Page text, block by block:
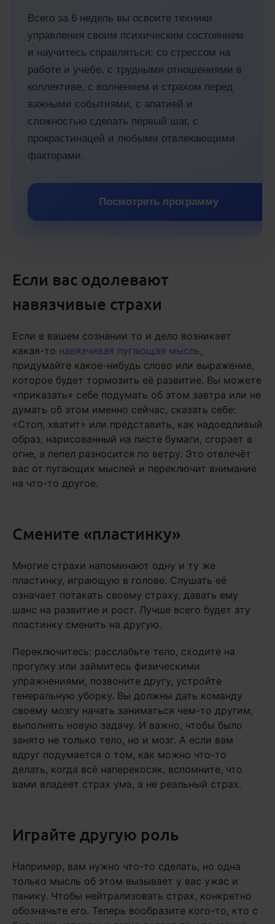
Всего за 6 недель вы освоите техники
управления своим психическим состоянием
и научитесь справляться: со стрессом на
работе и учебе, с трудными отношениями в
коллективе, с волнением и страхом перед
важными событиями, с апатией и
сложностью сделать первый шаг, с
прокрастинацей и любыми отвлекающими
факторами.
Посмотреть программу
Если вас одолевают
навязчивые страхи
Если в вашем сознании то и дело возникает
какая-то навязчивая пугающая мысль,
придумайте какое-нибудь слово или выражение,
которое будет тормозить её развитие. Вы можете
«приказать» себе подумать об этом завтра или не
думать об этом именно сейчас, сказать себе:
«Стоп, хватит» или представить, как надоедливый
образ, нарисованный на листе бумаги, сгорает в
огне, а пепел разносится по ветру. Это отвлечёт
вас от пугающих мыслей и переключит внимание
на что-то другое.
Смените «пластинку»
Многие страхи напоминают одну и ту же
пластинку, играющую в голове. Слушать её
означает потакать своему страху, давать ему
шанс на развитие и рост. Лучше всего будет эту
пластинку сменить на другую.
Переключитесь: расслабьте тело, сходите на
прогулку или займитесь физическими
упражнениями, позвоните другу, устройте
генеральную уборку. Вы должны дать команду
своему мозгу начать заниматься чем-то другим,
выполнять новую задачу. И важно, чтобы было
занято не только тело, но и мозг. А если вам
вдруг подумается о том, как можно что-то
делать, когда всё наперекосяк, вспомните, что
вами владеет страх ума, а не реальный страх.
Играйте другую роль
Например, вам нужно что-то сделать, но одна
только мысль об этом вызывает у вас ужас и
панику. Чтобы нейтрализовать страх, конкретно
обозначьте его. Теперь вообразите кого-то, кто с